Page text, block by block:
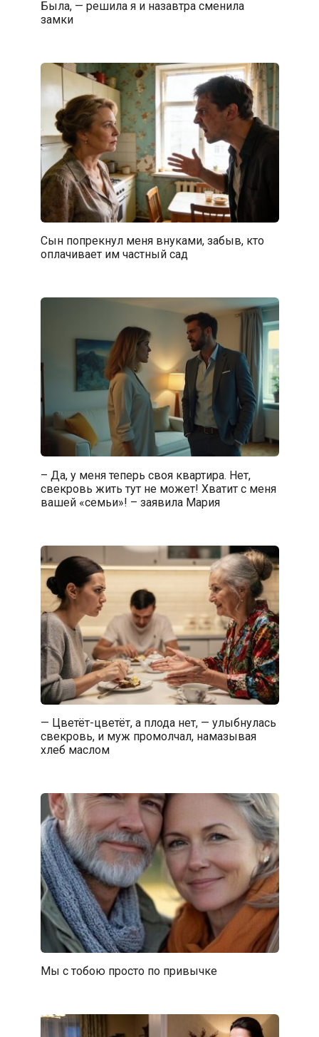
Была, — решила я и назавтра сменила
замки
Сын попрекнул меня внуками, забыв, кто
оплачивает им частный сад
– Да, у меня теперь своя квартира. Нет,
свекровь жить тут не может! Хватит с меня
вашей «семьи»! – заявила Мария
— Цветёт-цветёт, а плода нет, — улыбнулась
свекровь, и муж промолчал, намазывая
хлеб маслом
Мы с тобою просто по привычке